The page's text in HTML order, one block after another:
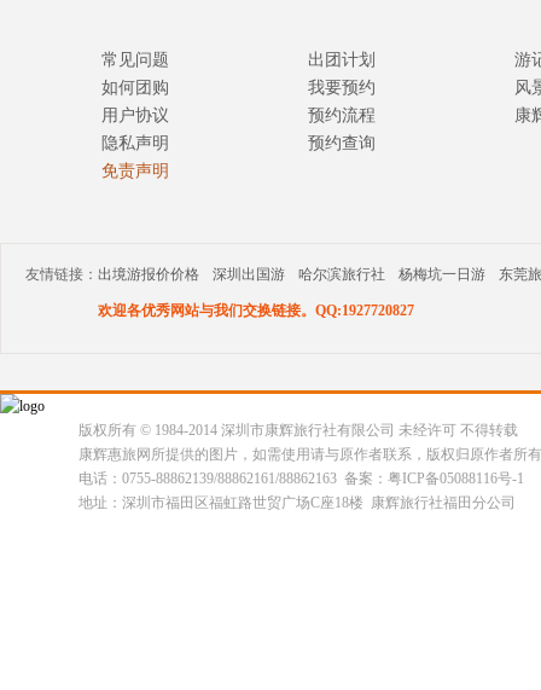
常见问题
如何团购
用户协议
隐私声明
免责声明
出团计划
我要预约
预约流程
预约查询
游
风
康
友情链接： 出境游报价价格 深圳出国游 哈尔滨旅行社 杨梅坑一日游 东莞
欢迎各优秀网站与我们交换链接。QQ:1927720827
版权所有 © 1984-2014 深圳市康辉旅行社有限公司 未经许可 不得转载
康辉惠旅网所提供的图片，如需使用请与原作者联系，版权归原作者所
电话：0755-88862139/88862161/88862163 备案：粤ICP备05088116号-1
地址：深圳市福田区福虹路世贸广场C座18楼 康辉旅行社福田分公司